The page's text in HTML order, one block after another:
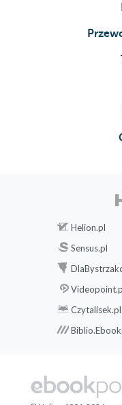
Helion.pl
Sensus.pl
Czytalisek.pl